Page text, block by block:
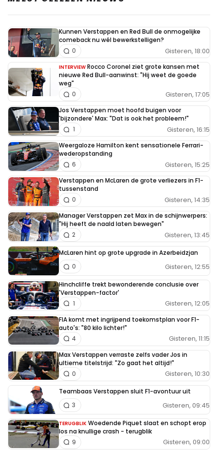
Kunnen Verstappen en Red Bull de onmogelijke
comeback nu wél bewerkstelligen?
Gisteren, 18:00
0
INTERVIEW Rocco Coronel ziet grote kansen met
nieuwe Red Bull-aanwinst: "Hij weet de goede
weg"
Gisteren, 17:05
0
Jos Verstappen moet hoofd buigen voor
'bijzondere' Max: "Dat is ook het probleem!"
Gisteren, 16:15
1
Weergaloze Hamilton kent sensationele Ferrari-
wederopstanding
Gisteren, 15:25
6
Verstappen en McLaren de grote verliezers in F1-
tussenstand
Gisteren, 14:35
0
Manager Verstappen zet Max in de schijnwerpers:
"Hij heeft de naald laten bewegen"
Gisteren, 13:45
2
McLaren hint op grote upgrade in Azerbeidzjan
Gisteren, 12:55
0
Hinchcliffe trekt bewonderende conclusie over
'Verstappen-factor'
Gisteren, 12:05
1
FIA komt met ingrijpend toekomstplan voor F1-
auto's: "80 kilo lichter!"
Gisteren, 11:15
4
Max Verstappen verraste zelfs vader Jos in
ultieme titelstrijd: "Zo gaat het altijd!"
Gisteren, 10:30
0
Teambaas Verstappen sluit F1-avontuur uit
Gisteren, 09:45
3
TERUGBLIK Woedende Piquet slaat en schopt erop
los na knullige crash - terugblik
Gisteren, 09:00
9